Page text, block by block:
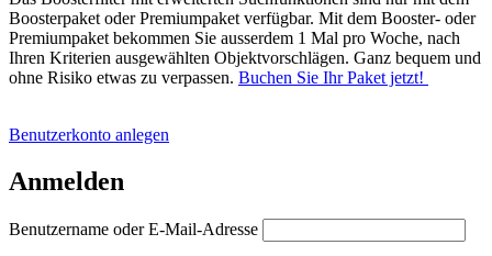
Boosterpaket oder Premiumpaket verfügbar. Mit dem Booster- oder
Premiumpaket bekommen Sie ausserdem 1 Mal pro Woche, nach
Ihren Kriterien ausgewählten Objektvorschlägen. Ganz bequem und
ohne Risiko etwas zu verpassen. Buchen Sie Ihr Paket jetzt!
Benutzerkonto anlegen
Anmelden
Benutzername oder E-Mail-Adresse